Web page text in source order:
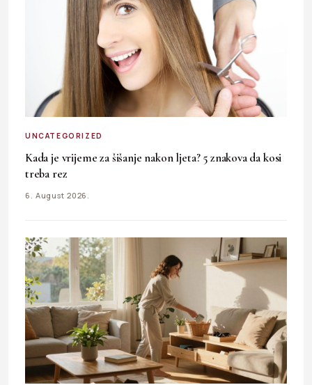
UNCATEGORIZED
Kada je vrijeme za šišanje nakon ljeta? 5 znakova da kosi
treba rez
6. August 2026.